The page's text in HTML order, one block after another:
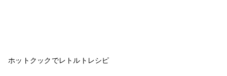
ホットクックでレトルトレシピ